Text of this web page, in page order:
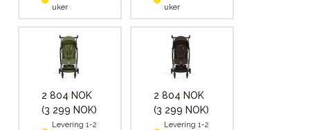
uker
uker
2 804 NOK
(3 299 NOK)
Levering 1-2
2 804 NOK
(3 299 NOK)
Levering 1-2